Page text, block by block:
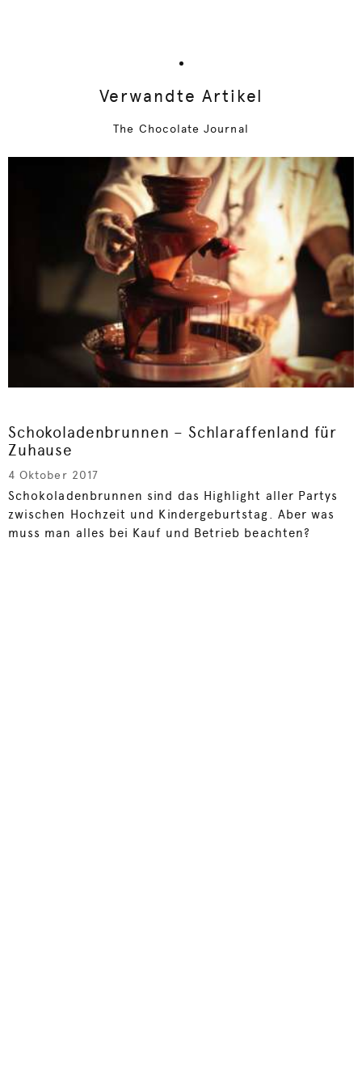
Verwandte Artikel
The Chocolate Journal
Schokoladenbrunnen – Schlaraffenland für
Zuhause
4 Oktober 2017
Schokoladenbrunnen sind das Highlight aller Partys
zwischen Hochzeit und Kindergeburtstag. Aber was
muss man alles bei Kauf und Betrieb beachten?